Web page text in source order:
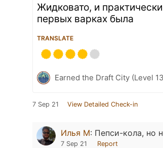
Жидковато, и
первых варках была
TRANSLATE
Earned the Draft City (Level
7 Sep 21 View Detailed Check-in
Илья М: Пепси-кола, но
7 Sep 21 Report